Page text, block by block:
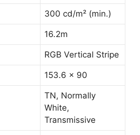
300 cd/m² (min.)
16.2m
RGB Vertical Stripe
153.6 x 90
TN, Normally
White,
Transmissive